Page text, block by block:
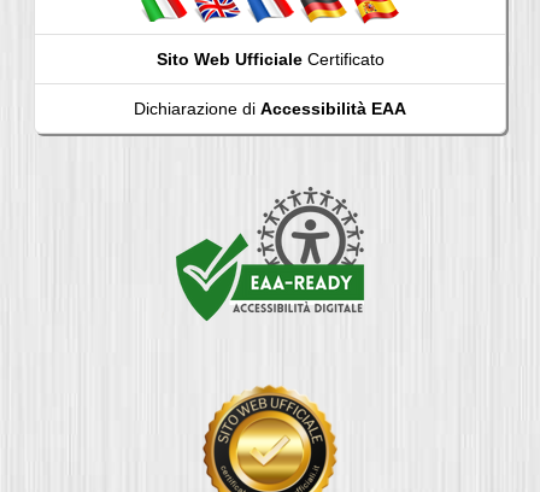
Sito Web UfficialeCertificato
Dichiarazione di Accessibilità EAA